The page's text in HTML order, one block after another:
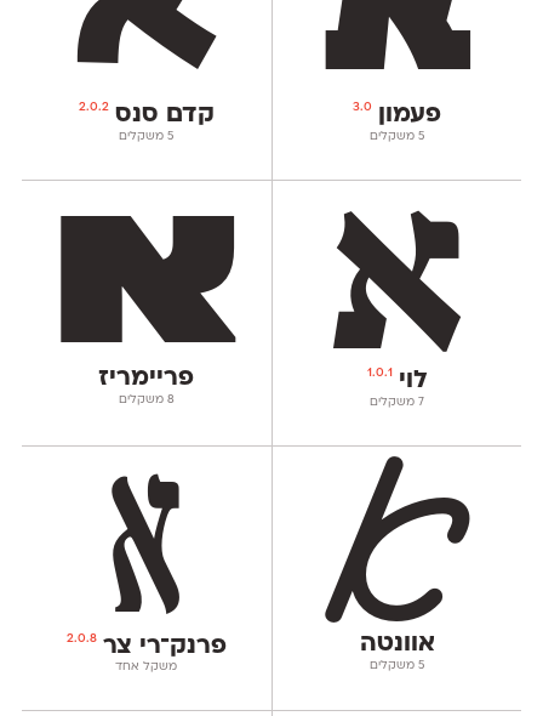
פעמון 3.0
‫5 משקלים
קדם סנס2.0.2
‫5 משקלים
לוי1.0.1
‫7 משקלים
פריימריז
‫8 משקלים
אוונטה
‫5 משקלים
פרנק־רי צר2.0.8
משקל אחד